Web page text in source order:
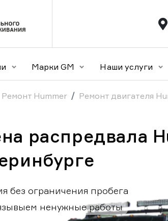
Марки GM Наши услуги
Ремонт Hummer Ремонт двигателя
распредвала
без ограничения пробега
ненужные работы